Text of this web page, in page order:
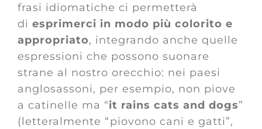
frasi idiomatiche ci permetterà
di esprimerci in modo più colorito e
appropriato, integrando anche quelle
espressioni che possono suonare
strane al nostro orecchio: nei paesi
anglosassoni, per esempio, non piove
a catinelle ma “it rains cats and dogs”
(letteralmente “piovono cani e gatti”,